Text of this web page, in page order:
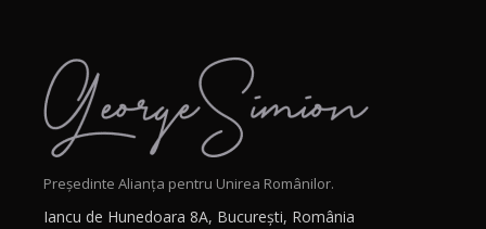
Președinte Alianța pentru Unirea Românilor.
Iancu de Hunedoara 8A, București, România